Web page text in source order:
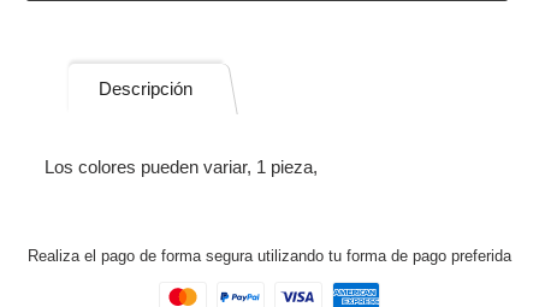
carrito
Descripción
Los colores pueden variar, 1 pieza,
Realiza el pago de forma segura utilizando tu forma de pago preferida